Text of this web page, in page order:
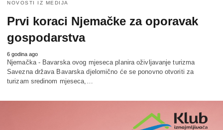
NOVOSTI IZ MEDIJA
Prvi koraci Njemačke za oporavak
gospodarstva
6 godina ago
Njemačka - Bavarska ovog mjeseca planira oživljavanje turizma
Savezna država Bavarska djelomično će se ponovno otvoriti za
turizam sredinom mjeseca,…